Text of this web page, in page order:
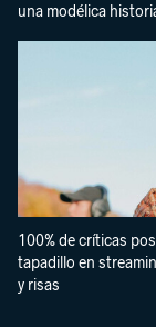
una modélica
100% de críticas
tapadillo en
y risas